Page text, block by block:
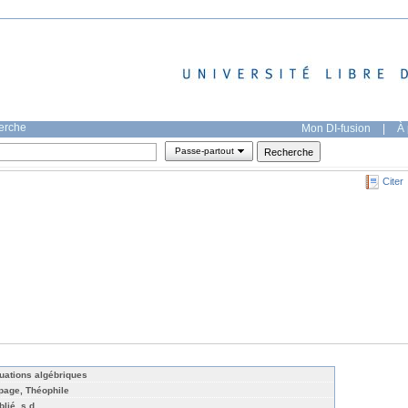
Mon DI-fusion | À
Passe-partout
Citer
algébriques
Théophile
s.d.